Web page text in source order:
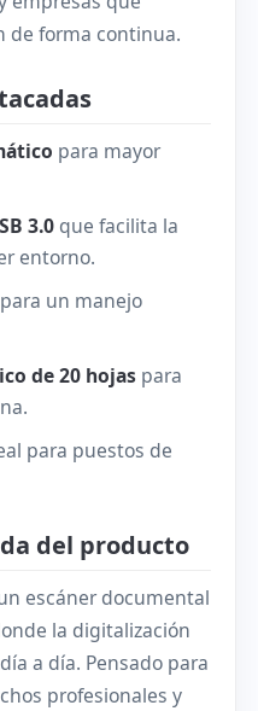
de forma continua.
para mayor
3.0 que facilita la
entorno.
para un manejo
de 20 hojas para
para puestos de
del producto
escáner documental
la digitalización
a día. Pensado para
profesionales y